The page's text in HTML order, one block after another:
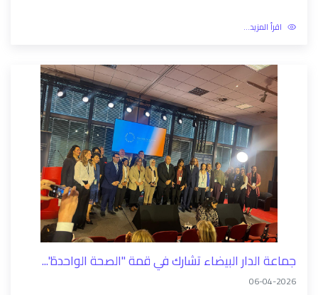
اقرأ المزيد...
جماعة الدار البيضاء تشارك في قمة "الصحة الواحدة"...
06-04-2026